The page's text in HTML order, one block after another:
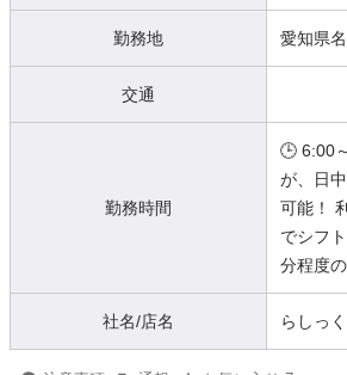
勤務地 愛知県
交通
勤務時間
🕒 6:00
が、日
可能！
でシフ
分程度の
社名/店名 らしっ